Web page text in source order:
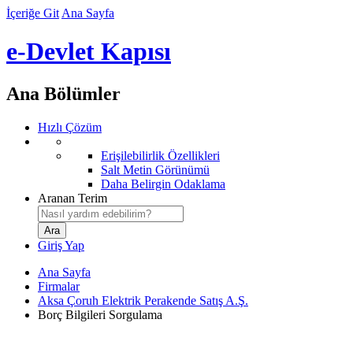
İçeriğe Git Ana Sayfa
e-Devlet Kapısı
Ana Bölümler
Hızlı Çözüm
Erişilebilirlik Özellikleri
Salt Metin Görünümü
Daha Belirgin Odaklama
Aranan Terim
Giriş Yap
Ana Sayfa
Firmalar
Aksa Çoruh Elektrik Perakende Satış A.Ş.
Borç Bilgileri Sorgulama